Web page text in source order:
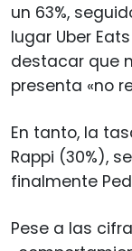
un 63%,
lugar Uber
destacar que
presenta «no
En tanto, la
Rappi (30%),
finalmente
Pese a las